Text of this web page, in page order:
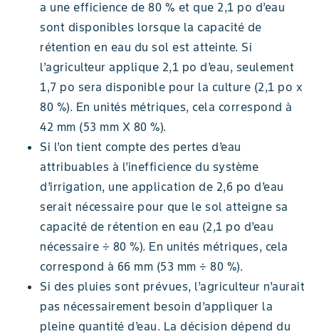
a une efficience de 80 % et que 2,1 po d’eau
sont disponibles lorsque la capacité de
rétention en eau du sol est atteinte. Si
l’agriculteur applique 2,1 po d’eau, seulement
1,7 po sera disponible pour la culture (2,1 po x
80 %). En unités métriques, cela correspond à
42 mm (53 mm X 80 %).
Si l’on tient compte des pertes d’eau
attribuables à l’inefficience du système
d’irrigation, une application de 2,6 po d’eau
serait nécessaire pour que le sol atteigne sa
capacité de rétention en eau (2,1 po d’eau
nécessaire ÷ 80 %). En unités métriques, cela
correspond à 66 mm (53 mm ÷ 80 %).
Si des pluies sont prévues, l’agriculteur n’aurait
pas nécessairement besoin d’appliquer la
pleine quantité d’eau. La décision dépend du